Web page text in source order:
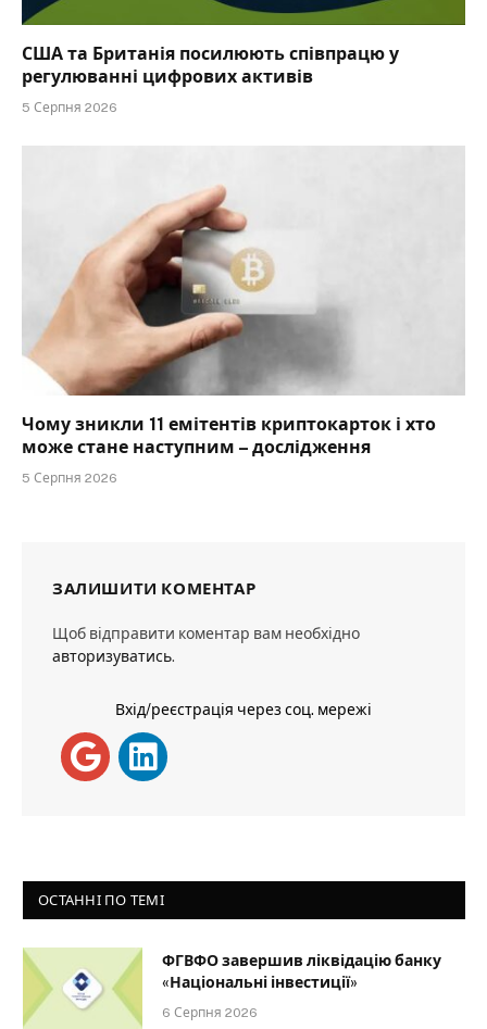
США та Британія посилюють співпрацю у
регулюванні цифрових активів
5 Серпня 2026
Чому зникли 11 емітентів криптокарток і хто
може стане наступним – дослідження
5 Серпня 2026
ЗАЛИШИТИ КОМЕНТАР
Щоб відправити коментар вам необхідно
авторизуватись.
Вхід/реєстрація через соц. мережі
ОСТАННІ ПО ТЕМІ
ФГВФО завершив ліквідацію банку
«Національні інвестиції»
6 Серпня 2026